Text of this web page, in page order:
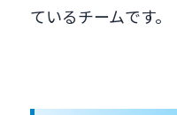
ているチームです。